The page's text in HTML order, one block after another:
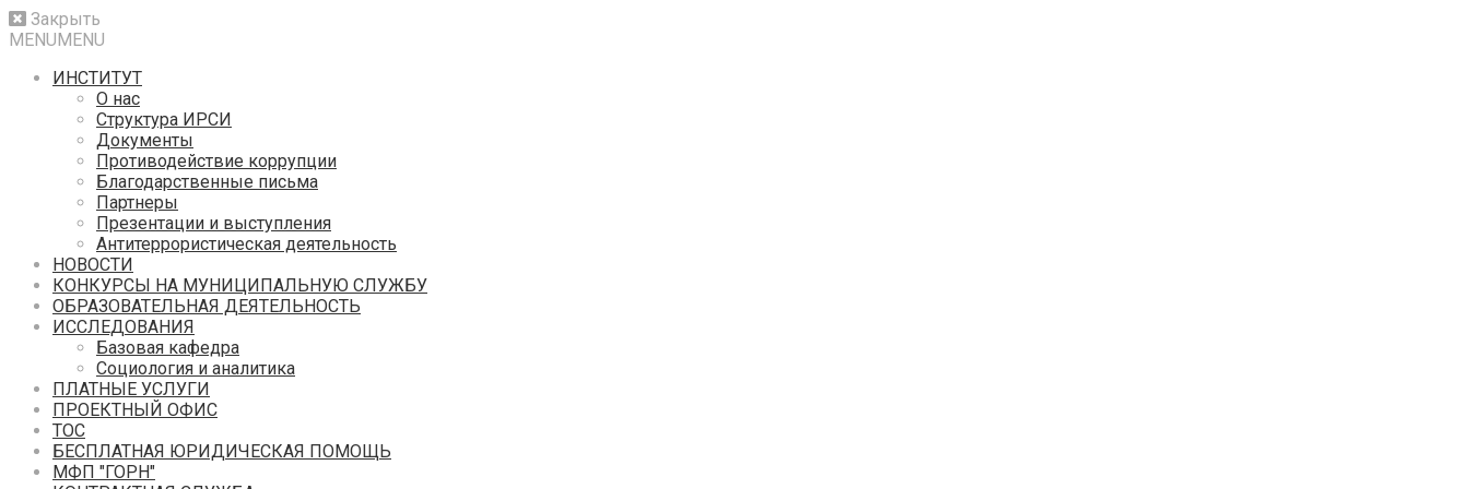
Закрыть
MENUMENU
ИНСТИТУТ
О нас
Структура ИРСИ
Документы
Противодействие коррупции
Благодарственные письма
Партнеры
Презентации и выступления
Антитеррористическая деятельность
НОВОСТИ
КОНКУРСЫ НА МУНИЦИПАЛЬНУЮ СЛУЖБУ
ОБРАЗОВАТЕЛЬНАЯ ДЕЯТЕЛЬНОСТЬ
ИССЛЕДОВАНИЯ
Базовая кафедра
Социология и аналитика
ПЛАТНЫЕ УСЛУГИ
ПРОЕКТНЫЙ ОФИС
ТОС
БЕСПЛАТНАЯ ЮРИДИЧЕСКАЯ ПОМОЩЬ
МФП "ГОРН"